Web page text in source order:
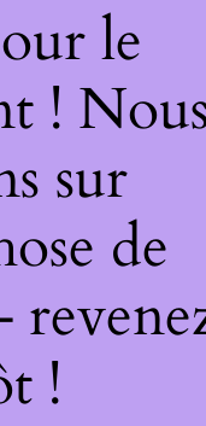
le
!
sur
de
!